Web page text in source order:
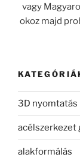
vagy
okoz majd
3D nyomtatás
acélszerkezet
alakformálás